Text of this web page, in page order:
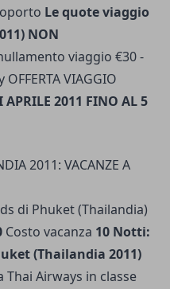
Le quote viaggio
NON
viaggio €30 -
VIAGGIO
APRILE 2011 FINO AL 5
2011: VACANZE A
di Phuket (Thailandia)
Costo vacanza 10 Notti:
(Thailandia 2011)
Thai Airways in classe